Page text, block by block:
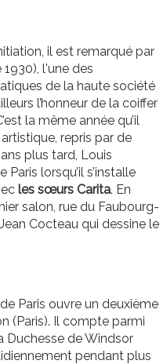
il est remarqué par
l'une des
de la haute société
l’honneur de la coiffer
la même année qu’il
repris par de
plus tard, Louis
lorsqu’il s’installe
les sœurs Carita. En
salon, rue du Faubourg-
Cocteau qui dessine le
Paris ouvre un deuxième
(Paris). Il compte parmi
Duchesse de Windsor
pendant plus